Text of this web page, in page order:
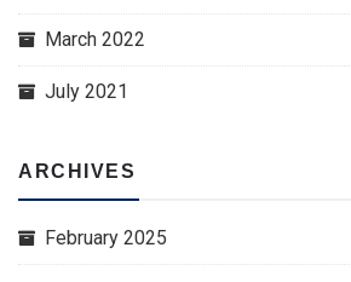
March 2022
July 2021
ARCHIVES
February 2025